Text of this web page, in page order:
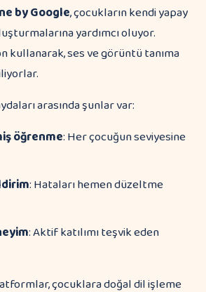
by Google, çocukların kendi yapay
yardımcı oluyor.
kullanarak, ses ve görüntü tanıma
arasında şunlar var:
öğrenme: Her çocuğun seviyesine
: Hataları hemen düzeltme
: Aktif katılımı teşvik eden
çocuklara doğal dil işleme